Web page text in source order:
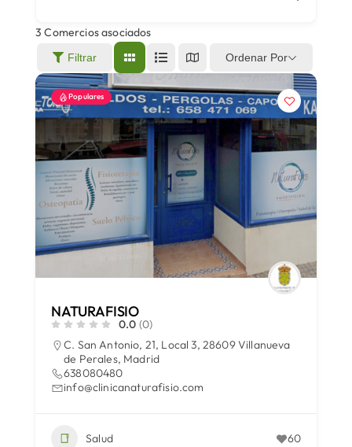
Áreas
Sede Electrónica
Contacto
Buscar:
3 Comercios asociados
Filtrar Ordenar Por
Populares
NATURAFISIO
0.0 (0)
C. San Antonio, 21, Local 3, 28609 Villanueva
de Perales, Madrid
638080480
info@clinicanaturafisio.com
Salud 60